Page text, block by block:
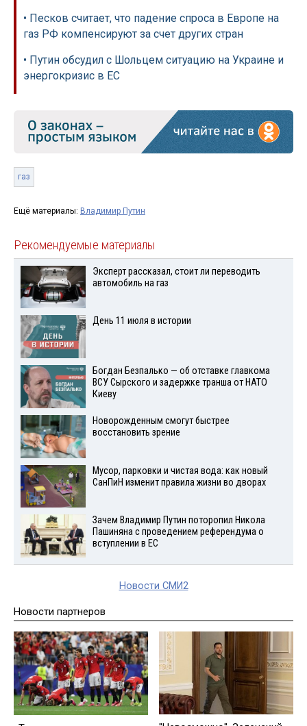
• Песков считает, что падение спроса в Европе на
газ РФ компенсируют за счет других стран
• Путин обсудил с Шольцем ситуацию на Украине и
энергокризис в ЕС
газ
Ещё материалы: Владимир Путин
Рекомендуемые материалы
Эксперт рассказал, стоит ли переводить
автомобиль на газ
День 11 июля в истории
Богдан Безпалько — об отставке главкома
ВСУ Сырского и задержке транша от НАТО
Киеву
Новорожденным смогут быстрее
восстановить зрение
Мусор, парковки и чистая вода: как новый
СанПиН изменит правила жизни во дворах
Зачем Владимир Путин поторопил Никола
Пашиняна с проведением референдума о
вступлении в ЕС
Новости СМИ2
Новости партнеров